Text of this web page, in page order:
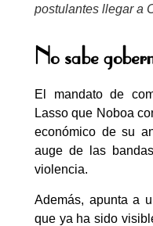
postulantes llegar a
No sabe
El mandato de
Lasso que Noboa
económico de su
auge de las
violencia.
Además, apunta a
que ya ha sido